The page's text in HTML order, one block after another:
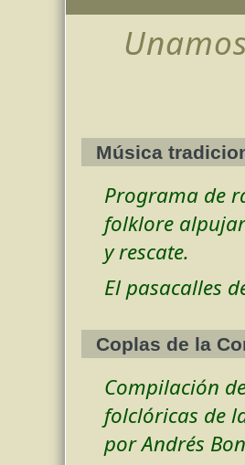
Música
Programa de
folklore
y rescate.
El pasacalles
Coplas de la
Compilación
folclóricas de
por Andrés